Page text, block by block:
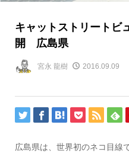
キャットストリートビ
開 広島県
宮永 龍樹 2016.09.09
広島県は、世界初のネコ目線